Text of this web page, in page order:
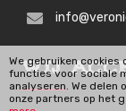
Wij
We gebruiken
functies voor sociale
analyseren. We delen
onze partners op het